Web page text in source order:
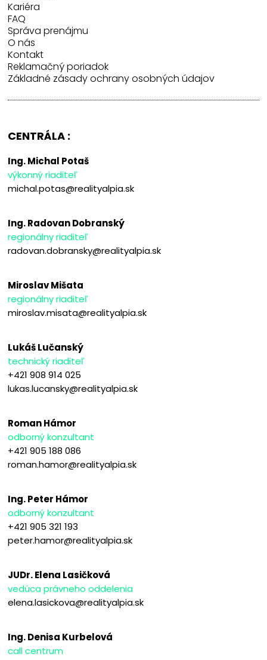
Kariéra
FAQ
Správa prenájmu
O nás
Kontakt
Reklamačný poriadok
Základné zásady ochrany osobných údajov
CENTRÁLA :
Ing. Michal Potaš
výkonný riaditeľ
michal.potas@realityalpia.sk
Ing. Radovan Dobranský
regionálny riaditeľ
radovan.dobransky@realityalpia.sk
Miroslav Mišata
regionálny riaditeľ
miroslav.misata@realityalpia.sk
Lukáš Lučanský
technický riaditeľ
+421 908 914 025
lukas.lucansky@realityalpia.sk
Roman Hámor
odborný konzultant
+421 905 188 086
roman.hamor@realityalpia.sk
Ing. Peter Hámor
odborný konzultant
+421 905 321 193
peter.hamor@realityalpia.sk
JUDr. Elena Lasičková
vedúca právneho oddelenia
elena.lasickova@realityalpia.sk
Ing. Denisa Kurbelová
call centrum